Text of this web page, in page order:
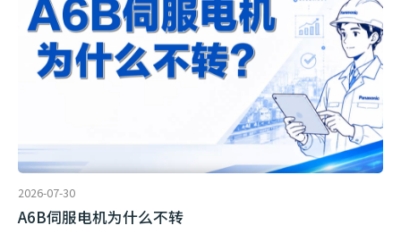
2026-07-30
A6B伺服电机为什么不转